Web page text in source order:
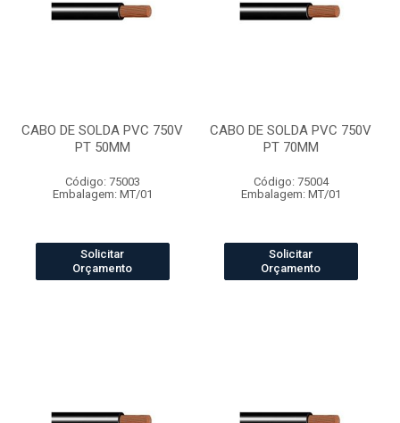
CABO DE SOLDA PVC 750V
PT 50MM
Código: 75003
Embalagem: MT/01
Solicitar
Orçamento
CABO DE SOLDA PVC 750V
PT 70MM
Código: 75004
Embalagem: MT/01
Solicitar
Orçamento